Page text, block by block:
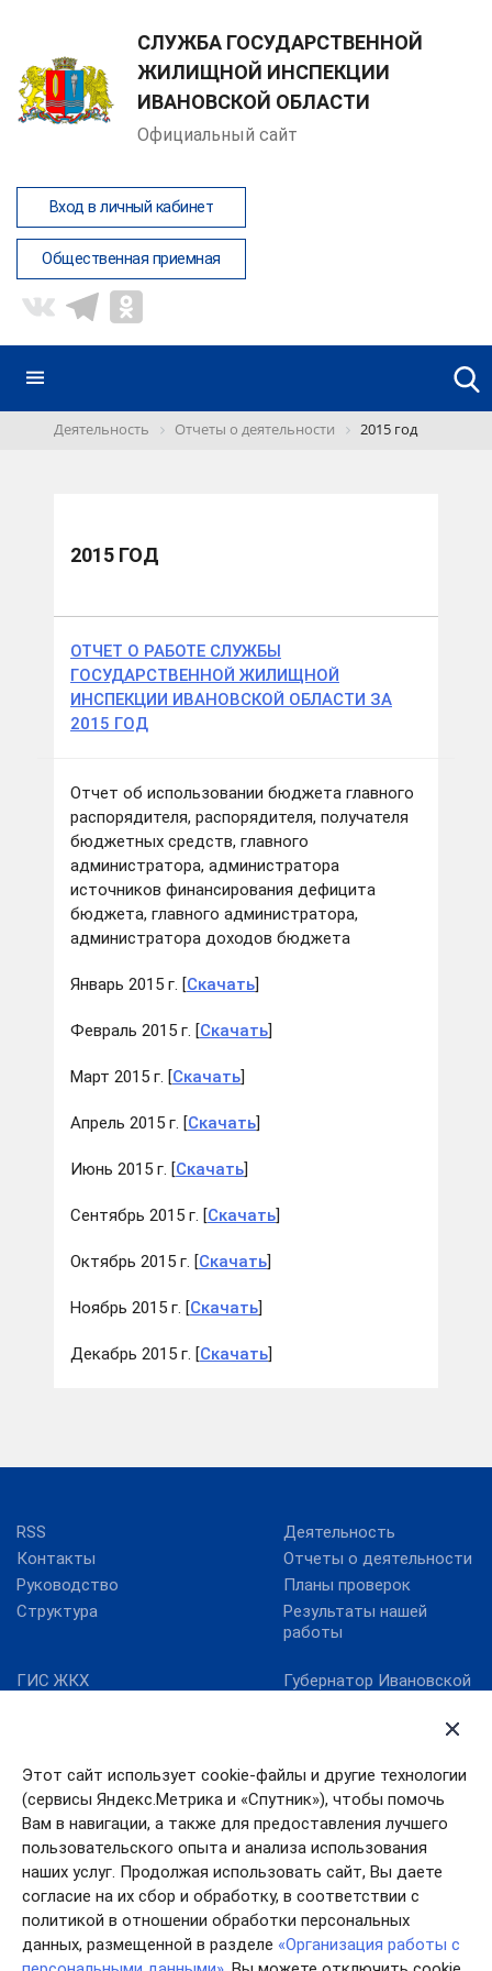
СЛУЖБА ГОСУДАРСТВЕННОЙ
ЖИЛИЩНОЙ ИНСПЕКЦИИ
ИВАНОВСКОЙ ОБЛАСТИ
Официальный сайт
Вход в личный кабинет
Общественная приемная
Этот сайт использует cookie-файлы и другие технологии
(сервисы Яндекс.Метрика и «Спутник»), чтобы помочь
Вам в навигации, а также для предоставления лучшего
пользовательского опыта и анализа использования
наших услуг. Продолжая использовать сайт, Вы даете
согласие на их сбор и обработку, в соответствии с
политикой в отношении обработки персональных
данных, размещенной в разделе «Организация работы с
Деятельность Отчеты о деятельности 2015 год
2015 ГОД
ОТЧЕТ О РАБОТЕ СЛУЖБЫ
ГОСУДАРСТВЕННОЙ ЖИЛИЩНОЙ
ИНСПЕКЦИИ ИВАНОВСКОЙ ОБЛАСТИ ЗА
2015 ГОД
Отчет об использовании бюджета главного
распорядителя, распорядителя, получателя
бюджетных средств, главного
администратора, администратора
источников финансирования дефицита
бюджета, главного администратора,
администратора доходов бюджета
Январь 2015 г. [Скачать]
Февраль 2015 г. [Скачать]
Март 2015 г. [Скачать]
Апрель 2015 г. [Скачать]
Июнь 2015 г. [Скачать]
Сентябрь 2015 г. [Скачать]
Октябрь 2015 г. [Скачать]
Ноябрь 2015 г. [Скачать]
Декабрь 2015 г. [Скачать]
RSS
Контакты
Руководство
Структура
Деятельность
Отчеты о деятельности
Планы проверок
Результаты нашей
работы
ГИС ЖКХ
ЖКХ Ивановской
области
Карта сайта
Минкомсвязь РФ
Губернатор Ивановской
Правительство
Ивановской области
Работа в России